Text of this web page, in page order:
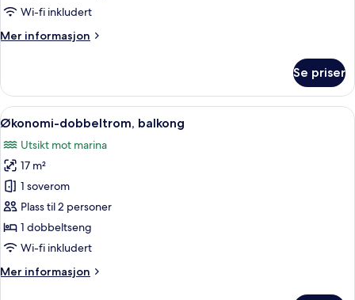
Wi-fi inkludert
Mer informasjon
Mer
dobbeltrom
Se priser
Åpne
alle
bildene
av
Økonomi-
dobbeltrom,
balkong
Økonomi-dobbeltrom, balkong |
5
Økonomi-dobbeltrom, balkong
Utsikt mot marina
17 m²
1 soverom
Plass til 2 personer
1 dobbeltseng
Wi-fi inkludert
Mer informasjon
Mer